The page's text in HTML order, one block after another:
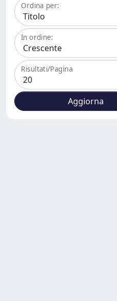
Ordina per:
In ordine:
Risultati/Pagina